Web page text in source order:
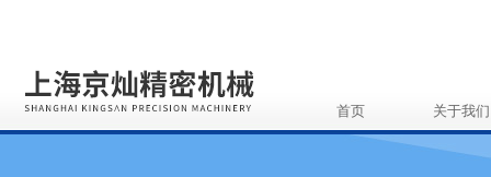
首页 关于我们